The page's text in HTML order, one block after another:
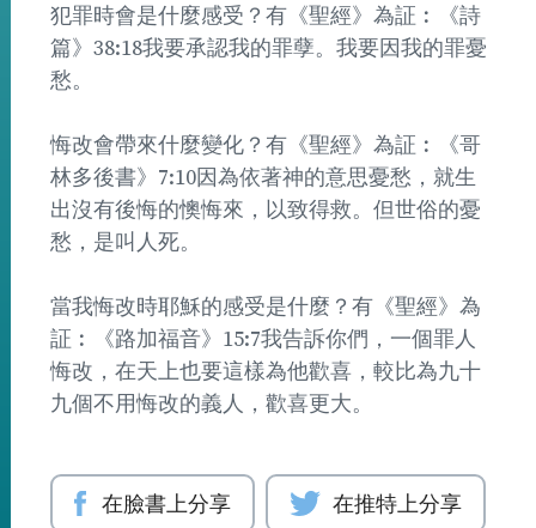
犯罪時會是什麼感受？有《聖經》為証︰《詩
篇》38:18我要承認我的罪孽。我要因我的罪憂
愁。
悔改會帶來什麼變化？有《聖經》為証︰《哥
林多後書》7:10因為依著神的意思憂愁，就生
出沒有後悔的懊悔來，以致得救。但世俗的憂
愁，是叫人死。
當我悔改時耶穌的感受是什麼？有《聖經》為
証︰《路加福音》15:7我告訴你們，一個罪人
悔改，在天上也要這樣為他歡喜，較比為九十
九個不用悔改的義人，歡喜更大。
在臉書上分享 在推特上分享